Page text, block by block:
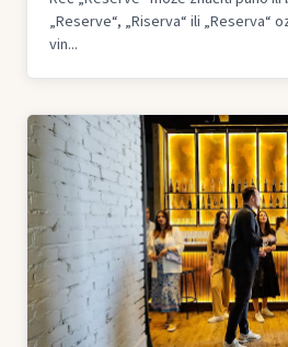
„Reserve“, „Riserva“ ili „Reserva“
vin...